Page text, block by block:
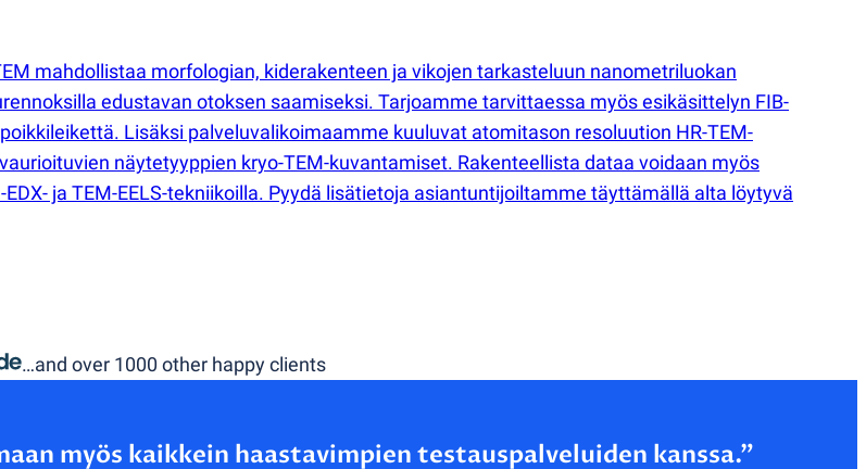
mahdollistaa morfologian, kiderakenteen ja vikojen tarkasteluun nanometriluokan
edustavan otoksen saamiseksi. Tarjoamme tarvittaessa myös esikäsittelyn FIB-
Lisäksi palveluvalikoimaamme kuuluvat atomitason resoluution HR-TEM-
näytetyyppien kryo-TEM-kuvantamiset. Rakenteellista dataa voidaan myös
ja TEM-EELS-tekniikoilla. Pyydä lisätietoja asiantuntijoiltamme täyttämällä alta löytyvä
…and over 1000 other happy clients